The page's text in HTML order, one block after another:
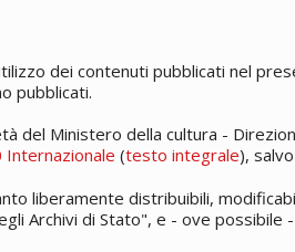
dei contenuti pubblicati nel
pubblicati.
del Ministero della cultura -
Internazionale (testo integrale),
liberamente distribuibili,
Archivi di Stato", e - ove